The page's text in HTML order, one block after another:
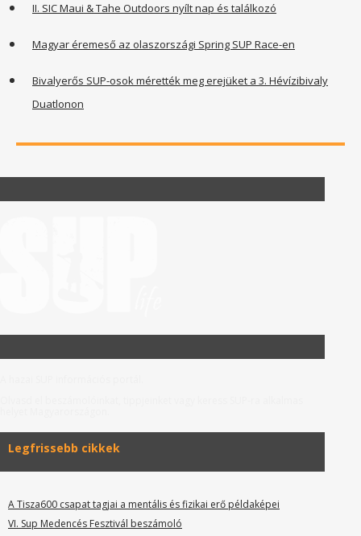
II. SIC Maui & Tahe Outdoors nyílt nap és találkozó
Magyar éremeső az olaszországi Spring SUP Race-en
Bivalyerős SUP-osok mérették meg erejüket a 3. Hévízibivaly
Duatlonon
Legfrissebb cikkek
A Tisza600 csapat tagjai a mentális és fizikai erő példaképei
VI. Sup Medencés Fesztivál beszámoló